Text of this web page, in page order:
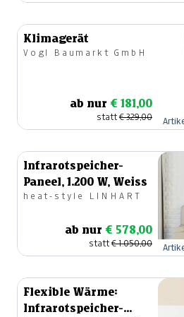
Klimagerät
Vogl Baumarkt GmbH
ab nur € 181,00
statt€ 329,00
Infrarotspeicher-
Paneel, 1.200 W, Weiss
heat-style LINHART
ab nur € 578,00
statt€ 1.050,00
Flexible Wärme:
Infrarotspeicher-